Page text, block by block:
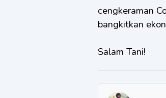
cengkeraman
bangkitkan
Salam Tani!